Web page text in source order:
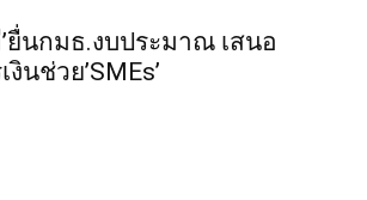
’ยื่นกมธ.งบประมาณ เสนอ
นช่วย’SMEs’